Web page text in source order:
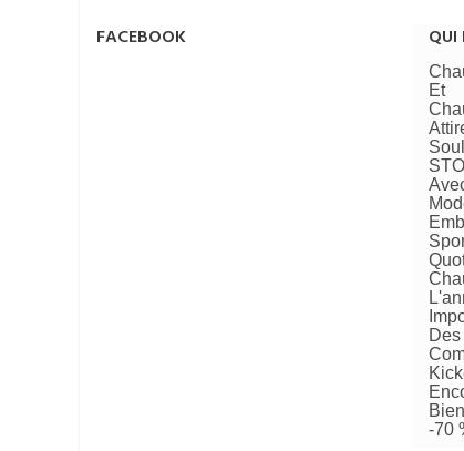
FACEBOOK QUI
Et
-70